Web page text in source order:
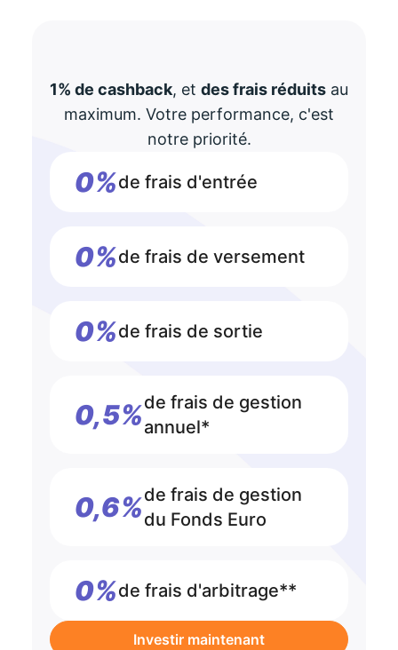
1% de cashback, et des frais réduits au
maximum. Votre performance, c'est
notre priorité.
0%de frais d'entrée
0%de frais de versement
0%de frais de sortie
0,5%de frais de gestion
annuel*
0,6%de frais de gestion
du Fonds Euro
0%de frais d'arbitrage**
Investir maintenant